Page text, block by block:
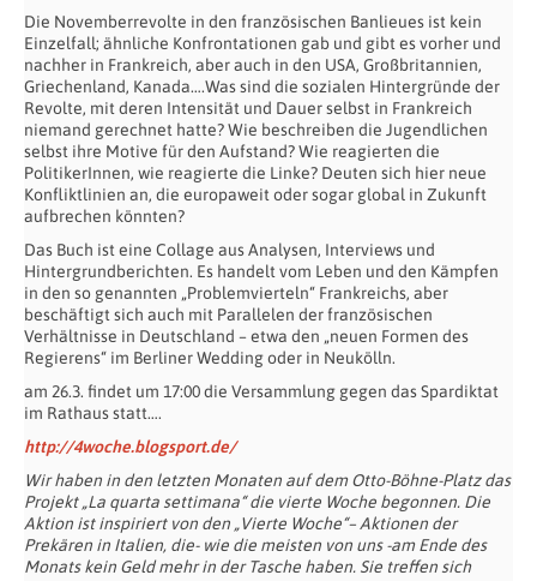
Die Novemberrevolte in den französischen Banlieues ist kein
Einzelfall; ähnliche Konfrontationen gab und gibt es vorher und
nachher in Frankreich, aber auch in den USA, Großbritannien,
Griechenland, Kanada….Was sind die sozialen Hintergründe der
Revolte, mit deren Intensität und Dauer selbst in Frankreich
niemand gerechnet hatte? Wie beschreiben die Jugendlichen
selbst ihre Motive für den Aufstand? Wie reagierten die
PolitikerInnen, wie reagierte die Linke? Deuten sich hier neue
Konfliktlinien an, die europaweit oder sogar global in Zukunft
aufbrechen könnten?
Das Buch ist eine Collage aus Analysen, Interviews und
Hintergrundberichten. Es handelt vom Leben und den Kämpfen
in den so genannten „Problemvierteln“ Frankreichs, aber
beschäftigt sich auch mit Parallelen der französischen
Verhältnisse in Deutschland – etwa den „neuen Formen des
Regierens“ im Berliner Wedding oder in Neukölln.
am 26.3. findet um 17:00 die Versammlung gegen das Spardiktat
im Rathaus statt….
http://4woche.blogsport.de/
Wir haben in den letzten Monaten auf dem Otto-Böhne-Platz das
Projekt „La quarta settimana“ die vierte Woche begonnen. Die
Aktion ist inspiriert von den „Vierte Woche“– Aktionen der
Prekären in Italien, die- wie die meisten von uns -am Ende des
Monats kein Geld mehr in der Tasche haben. Sie treffen sich